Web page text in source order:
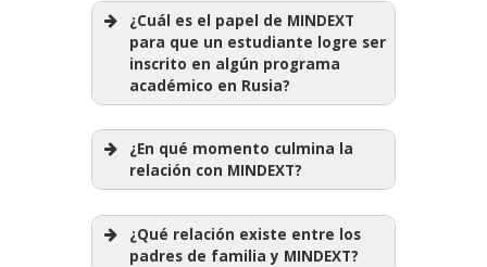
¿Cuál es el papel de MINDEXT
para que un estudiante logre ser
inscrito en algún programa
académico en Rusia?
¿En qué momento culmina la
relación con MINDEXT?
¿Qué relación existe entre los
padres de familia y MINDEXT?